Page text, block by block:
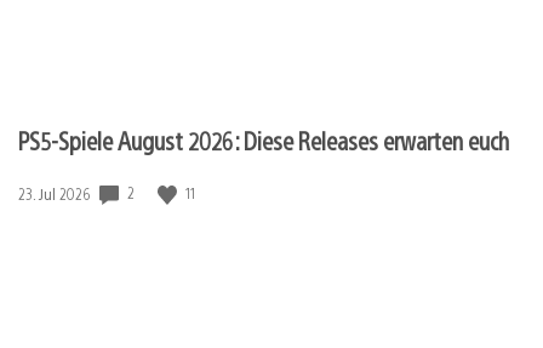
PS5-Spiele August 2026: Diese Releases erwarten euch
Veröffentlichungsdatum:
23. Jul 2026 2 11